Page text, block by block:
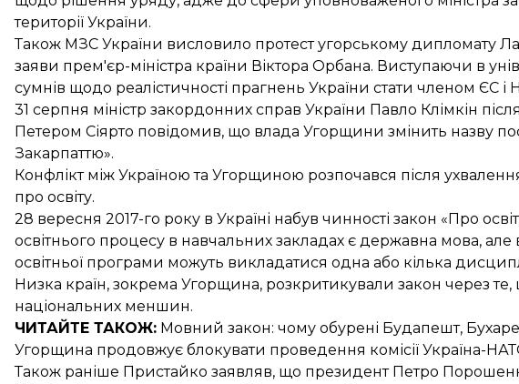
території України.
Також МЗС України висловило протест угорському дипломату
заяви прем'єр-міністра країни Віктора Орбана. Виступаючи в
сумнів щодо реалістичності прагнень України стати членом ЄС і
31 серпня міністр закордонних справ України Павло Клімкін
Петером Сіярто повідомив, що влада Угорщини змінить назву
Закарпаттю».
Конфлікт між Україною та Угорщиною розпочався після
про освіту.
28 вересня 2017-го року в Україні набув чинності закон «Про
освітнього процесу в навчальних закладах є державна мова, але
освітньої програми можуть викладатися одна або кілька
Низка країн, зокрема Угорщина, розкритикували закон через
національних меншин.
ЧИТАЙТЕ ТАКОЖ: Мовний закон: чому обурені Будапешт,
Угорщина продовжує блокувати проведення комісії Україна-
Також раніше Пристайко заявляв, що президент Петро